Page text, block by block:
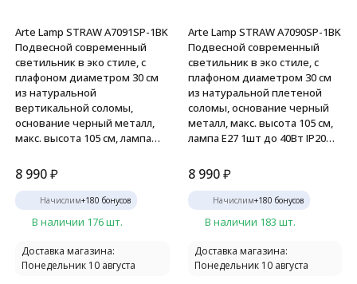
Arte Lamp STRAW A7091SP-1BK
Подвесной современный
светильник в эко стиле, с
плафоном диаметром 30 см
из натуральной
вертикальной соломы,
основание черный металл,
макс. высота 105 см, лампа
8 990₽
Начислим+180 бонусов
В наличии 176 шт.
Доставка магазина:
Понедельник 10 августа
Arte Lamp STRAW A7090SP-1BK
Подвесной современный
светильник в эко стиле, с
плафоном диаметром 30 см
из натуральной плетеной
соломы, основание черный
металл, макс. высота 105 см,
лампа E27 1шт до 40Вт IP20
8 990 ₽
Начислим+180 бонусов
В наличии 183 шт.
Доставка магазина:
Понедельник 10 августа